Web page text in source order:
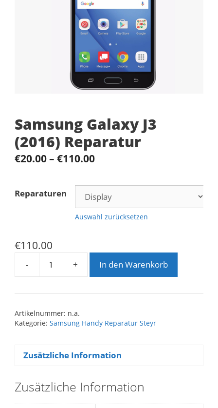
Samsung Galaxy J3
(2016) Reparatur
€20.00– €110.00
Reparaturen
Auswahl zurücksetzen
€110.00
-
Samsung
J3
Reparatur
Menge
+ In den Warenkorb
Artikelnummer: n.a.
Kategorie: Samsung Handy Reparatur Steyr
Zusätzliche Information
Zusätzliche Information